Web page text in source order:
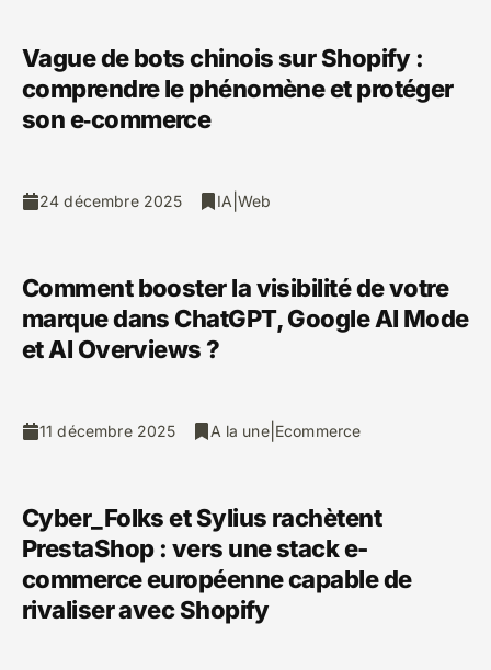
Vague de bots chinois sur Shopify :
comprendre le phénomène et protéger
son e‑commerce
24 décembre 2025 IA |Web
Comment booster la visibilité de votre
marque dans ChatGPT, Google AI Mode
et AI Overviews ?
11 décembre 2025 A la une| Ecommerce
Cyber_Folks et Sylius rachètent
PrestaShop : vers une stack e-
commerce européenne capable de
rivaliser avec Shopify